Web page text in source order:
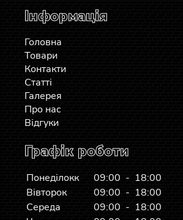
Інформація
Головна
Товари
Контакти
Статті
Галерея
Про нас
Відгуки
Графік роботи
Понеділокк
09:00 - 18:00
Вівторок
09:00 - 18:00
Середа
09:00 - 18:00